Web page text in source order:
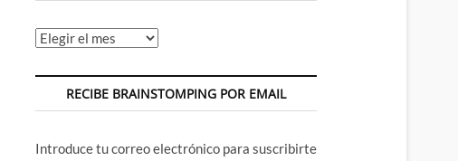
Archivos
RECIBE BRAINSTOMPING POR EMAIL
Introduce tu correo electrónico para suscribirte